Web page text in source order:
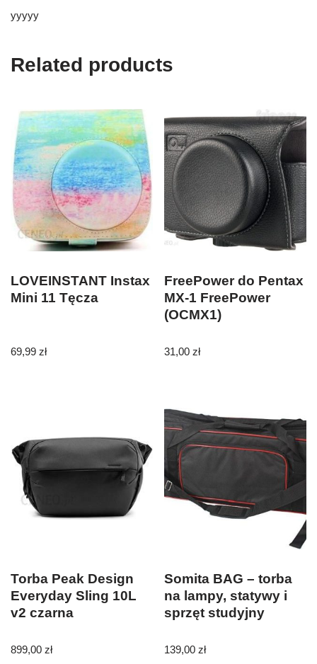
yyyyy
Related products
LOVEINSTANT Instax
Mini 11 Tęcza
69,99 zł
FreePower do Pentax
MX-1 FreePower
(OCMX1)
31,00zł
Torba Peak Design
Everyday Sling 10L
v2 czarna
899,00 zł
Somita BAG – torba
na lampy, statywy i
sprzęt studyjny
139,00zł